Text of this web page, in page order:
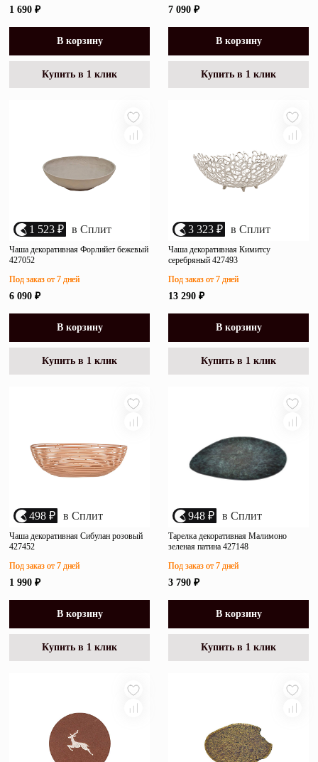
1 690 ₽
В корзину
Купить в 1 клик
7 090 ₽
В корзину
Купить в 1 клик
1 523 ₽ в Сплит
Чаша декоративная Форлийет бежевый
427052
6 090 ₽
Под заказ от 7 дней
В корзину
Купить в 1 клик
3 323 ₽ в Сплит
Чаша декоративная Кимитсу
серебряный 427493
13 290 ₽
Под заказ от 7 дней
В корзину
Купить в 1 клик
498 ₽ в Сплит
Чаша декоративная Сибулан розовый
427452
1 990 ₽
Под заказ от 7 дней
В корзину
Купить в 1 клик
948 ₽ в Сплит
Тарелка декоративная Малимоно
зеленая патина 427148
3 790 ₽
Под заказ от 7 дней
В корзину
Купить в 1 клик